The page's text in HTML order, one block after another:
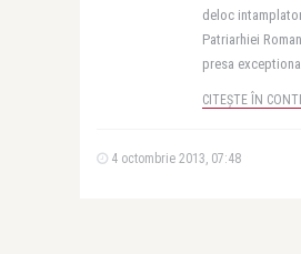
deloc
Patriarhiei
presa
CITEȘTE ÎN
4 octombrie 2013, 07:48